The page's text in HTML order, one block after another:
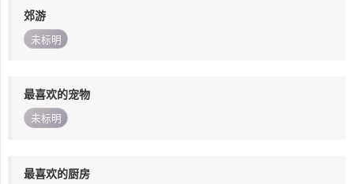
郊游
未标明
最喜欢的宠物
未标明
最喜欢的厨房